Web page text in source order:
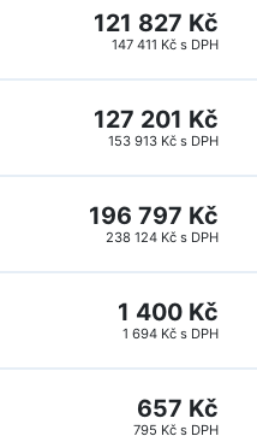
121 827 Kč
147 411 Kč s DPH
127 201 Kč
153 913 Kč s DPH
196 797 Kč
238 124 Kč s DPH
1 400 Kč
1 694 Kč s DPH
657 Kč
795 Kč s DPH